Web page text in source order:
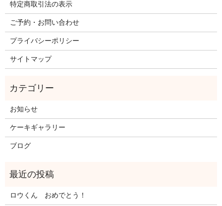
特定商取引法の表示
ご予約・お問い合わせ
プライバシーポリシー
サイトマップ
お知らせ
ケーキギャラリー
ブログ
ロウくん おめでとう！